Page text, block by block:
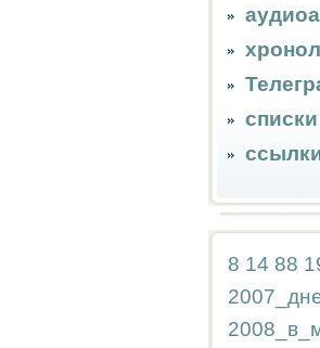
списки
8 14 88